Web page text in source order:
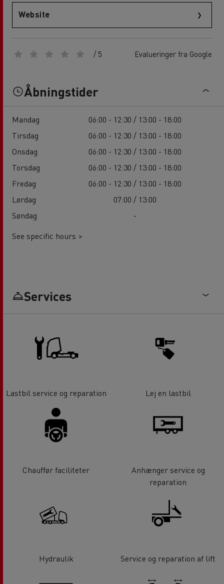
Website
/ 5 Evalueringer fra Google
Åbningstider
Mandag
06:00 - 12:30 / 13:00 - 18:00
Tirsdag
06:00 - 12:30 / 13:00 - 18:00
Onsdag
06:00 - 12:30 / 13:00 - 18:00
Torsdag
06:00 - 12:30 / 13:00 - 18:00
Fredag
06:00 - 12:30 / 13:00 - 18:00
Lørdag
07:00 / 13:00
Søndag
-
See specific hours >
Services
Lastbil service og reparation Lej en lastbil
Chauffør faciliteter
Anhænger service og
reparation
Hydraulik Service og reparation af lift